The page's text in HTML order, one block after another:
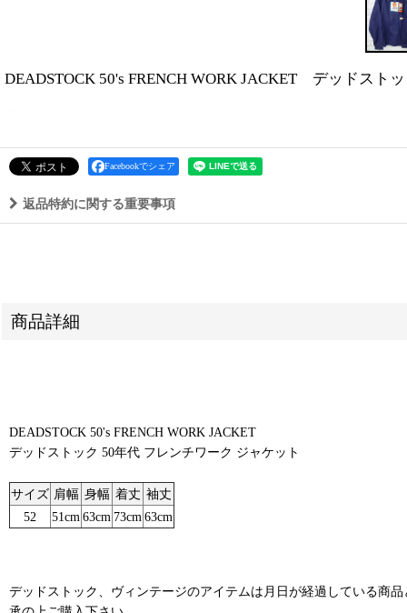
DEADSTOCK 50's FRENCH WORK JACKET デッドスト
Facebookでシェア
返品特約に関する重要事項
商品詳細
DEADSTOCK 50's FRENCH WORK JACKET
デッドストック 50年代 フレンチワーク ジャケット
サイズ 肩幅 身幅 着丈 袖丈
52
51cm 63cm 73cm 63cm
デッドストック、ヴィンテージのアイテムは月日が経過している商